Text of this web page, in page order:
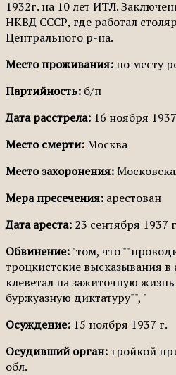
1932г. на 10 лет ИТЛ.
НКВД СССР, где работал
Центрального р-на.
Место проживания: по месту
Партийность: б/п
Дата расстрела: 16 ноября
Место смерти:Москва
Место захоронения:
Мера пресечения: арестован
Дата ареста: 23 сентября 1937
Обвинение:"том, что
троцкистские высказывания
клеветал на зажиточную
буржуазную диктатуру"", "
Осуждение: 15 ноября 1937 г.
Осудивший орган:тройкой
обл.